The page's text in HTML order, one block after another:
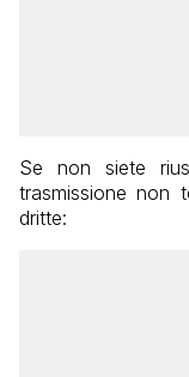
Se non siete
trasmissione non
dritte: